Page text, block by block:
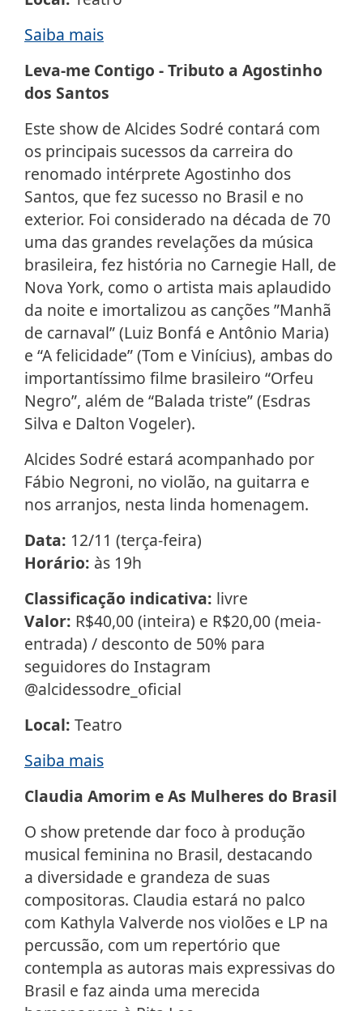
Saiba mais
Leva-me Contigo - Tributo a Agostinho
dos Santos
Este show de Alcides Sodré contará com
os principais sucessos da carreira do
renomado intérprete Agostinho dos
Santos, que fez sucesso no Brasil e no
exterior. Foi considerado na década de 70
uma das grandes revelações da música
brasileira, fez história no Carnegie Hall, de
Nova York, como o artista mais aplaudido
da noite e imortalizou as canções ”Manhã
de carnaval” (Luiz Bonfá e Antônio Maria)
e “A felicidade” (Tom e Vinícius), ambas do
importantíssimo filme brasileiro “Orfeu
Negro”, além de “Balada triste” (Esdras
Silva e Dalton Vogeler).
Alcides Sodré estará acompanhado por
Fábio Negroni, no violão, na guitarra e
nos arranjos, nesta linda homenagem.
Data: 12/11 (terça-feira)
Horário: às 19h
Classificação indicativa: livre
Valor: R$40,00 (inteira) e R$20,00 (meia-
entrada) / desconto de 50% para
seguidores do Instagram
@alcidessodre_oficial
Local: Teatro
Saiba mais
Claudia Amorim e As Mulheres do Brasil
O show pretende dar foco à produção
musical feminina no Brasil, destacando
a diversidade e grandeza de suas
compositoras. Claudia estará no palco
com Kathyla Valverde nos violões e LP na
percussão, com um repertório que
contempla as autoras mais expressivas do
Brasil e faz ainda uma merecida